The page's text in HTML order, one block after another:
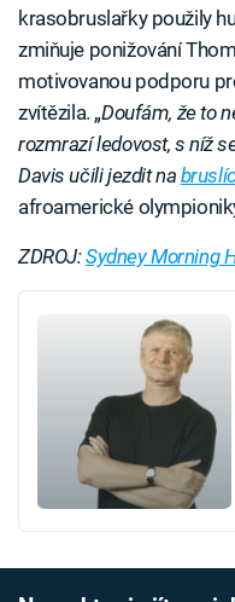
krasobruslařky použily
zmiňuje ponižování
motivovanou podporu
zvítězila. „Doufám, že to
rozmrazí ledovost, s níž
Davis učili jezdit na
afroamerické
ZDROJ:Sydney Morning